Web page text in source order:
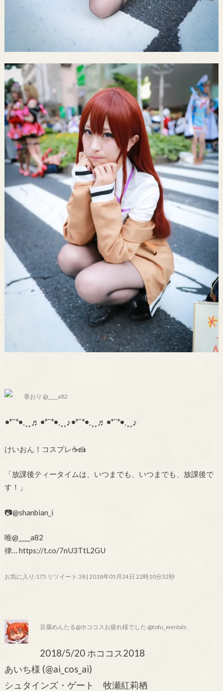
香おり @____a82
•*¨*•.¸¸♬•*¨*•.¸¸♪•*¨*•.¸¸♬•*¨*•.¸¸♪
けいおん！コスプレ☕🍰
「放課後ティータイムは、いつまでも、いつまでも、放課後で
す！」
📷@shanbian_i
唯@____a82
律… https://t.co/7nU3TtL2GU
お気に入り:175 リツイート:38 | 2018年05月24日 22時10分32秒
豆腐めんたる@ホココスお疲れ様でした @tofu_mentals
2018/5/20 ホココス2018
あいち様 (@ai_cos_ai)
シュタインズ・ゲート 牧瀬紅莉栖